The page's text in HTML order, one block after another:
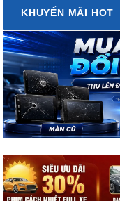
KHUYẾN MÃI HOT